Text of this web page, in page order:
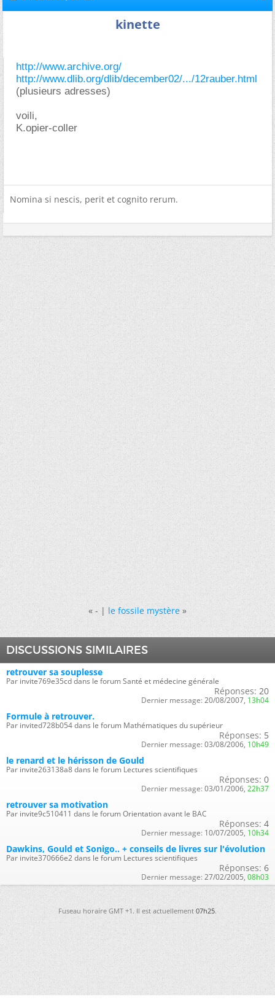
kinette
http://www.archive.org/
http://www.dlib.org/dlib/december02/.../12rauber.html
(plusieurs adresses)
voili,
K.opier-coller
Nomina si nescis, perit et cognito rerum.
«- |le fossile mystère »
DISCUSSIONS SIMILAIRES
retrouver sa souplesse
Par invite769e35cd dans le forum Santé et médecine générale
Réponses: 20
Dernier message: 20/08/2007, 13h04
Formule à retrouver.
Par invited728b054 dans le forum Mathématiques du supérieur
Réponses: 5
Dernier message: 03/08/2006, 10h49
le renard et le hérisson de Gould
Par invite263138a8 dans le forum Lectures scientifiques
Réponses: 0
Dernier message: 03/01/2006, 22h37
retrouver sa motivation
Par invite9c510411 dans le forum Orientation avant le BAC
Réponses: 4
Dernier message: 10/07/2005, 10h34
Dawkins, Gould et Sonigo.. + conseils de livres sur l'évolution
Par invite370666e2 dans le forum Lectures scientifiques
Réponses: 6
Dernier message: 27/02/2005, 08h03
Fuseau horaire GMT +1. Il est actuellement07h25.